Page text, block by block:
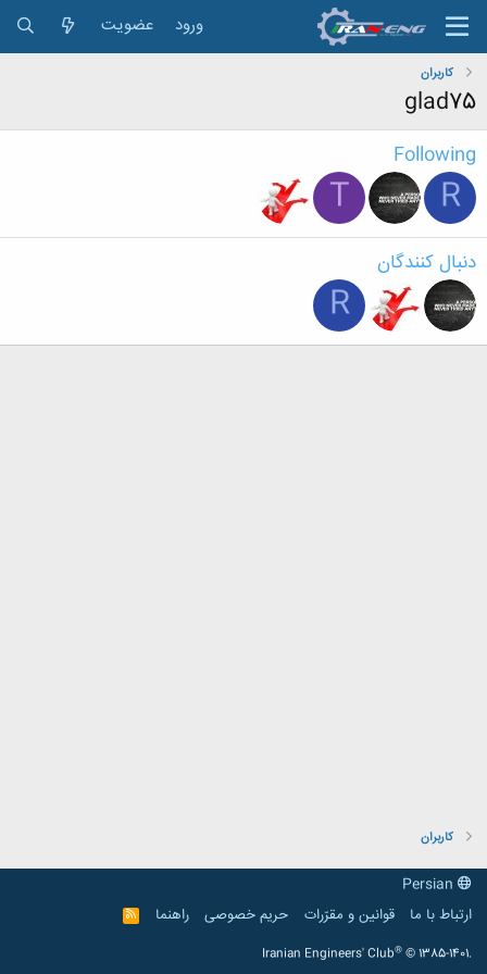
ورود عضویت
کاربران
glad75
Following
R
T
دنبال کنندگان
R
کاربران
ارتباط با ما
قوانین و مقرّرات حریم خصوصی راهنما
R
S
Iranian Engineers' Club® © 1385-1401.